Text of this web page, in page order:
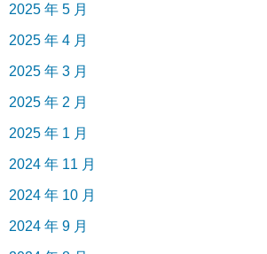
2025 年 5 月
2025 年 4 月
2025 年 3 月
2025 年 2 月
2025 年 1 月
2024 年 11 月
2024 年 10 月
2024 年 9 月